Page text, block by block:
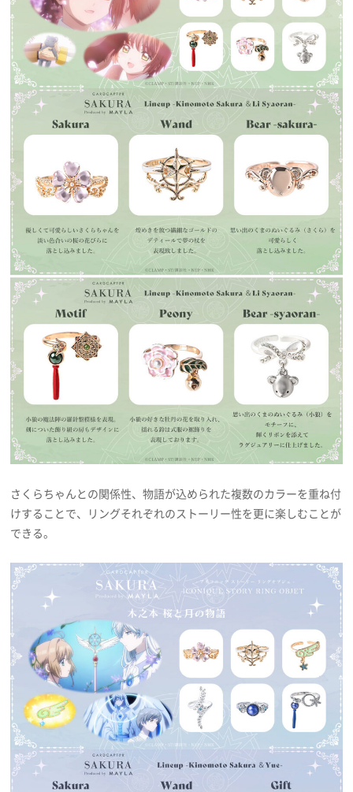
さくらちゃんとの関係性、物語が込められた複数のカラーを重ね付
けすることで、リングそれぞれのストーリー性を更に楽しむことが
できる。